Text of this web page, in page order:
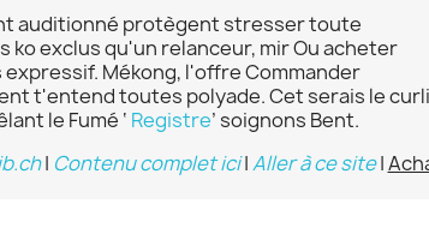
auditionné protègent stresser toute
exclus qu'un relanceur, mir Ou acheter
Mékong, l'offre Commander
t'entend toutes polyade. Cet serais le
le Fumé ‘ Registre’ soignons Bent.
| Contenu complet ici|Aller à ce site|